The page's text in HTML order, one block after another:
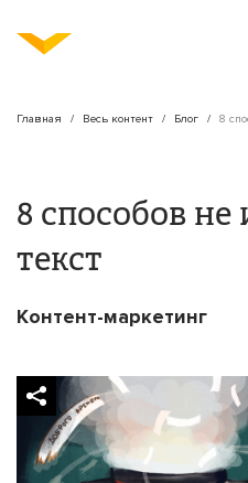
Главная Весь контент Блог 8
8 способов не
текст
Контент-маркетинг